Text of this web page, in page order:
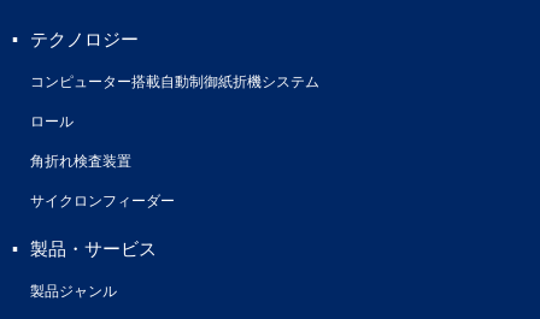
テクノロジー
コンピューター搭載自動制御紙折機システム
ロール
角折れ検査装置
サイクロンフィーダー
製品・サービス
製品ジャンル